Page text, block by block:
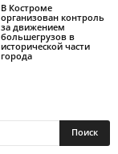
В Костроме
организован контроль
за движением
большегрузов в
исторической части
города